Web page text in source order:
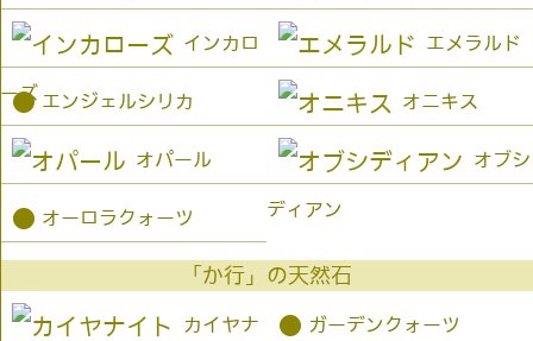
インカロ
ーズ
エメラルド
● エンジェルシリカ オニキス
オパール オブシ
ディアン
● オーロラクォーツ
「か行」の天然石
カイヤナ ● ガーデンクォーツ